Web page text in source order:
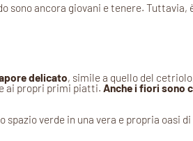
sono ancora giovani e tenere.
delicato, simile a quello del
ai propri primi piatti. Anche i fiori sono
verde in una vera e propria oasi